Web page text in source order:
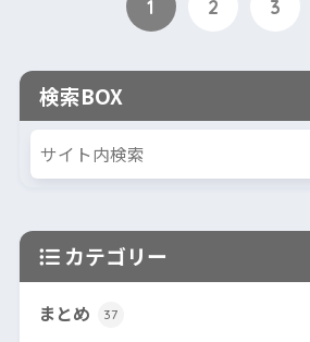
1 2 3
検索BOX
カテゴリー
まとめ 37